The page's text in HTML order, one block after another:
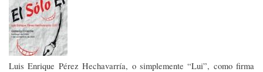
Luis Enrique Pérez Hechavarría, o simplemente “Lui”, como firma